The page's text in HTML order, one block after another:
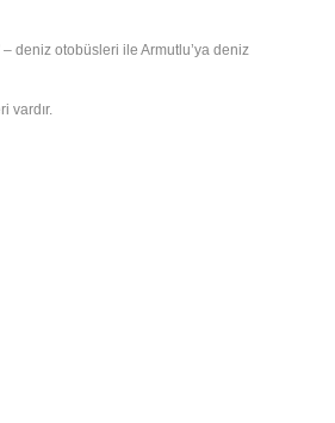
deniz otobüsleri ile Armutlu’ya deniz
vardır.